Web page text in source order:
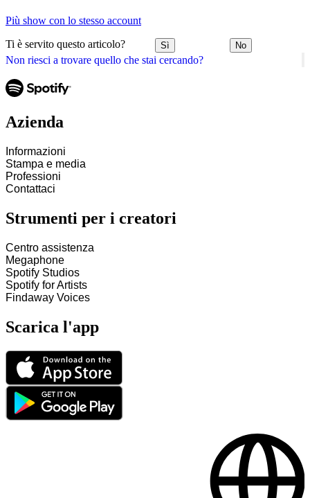
Non riesci a trovare quello che stai cercando?
Più show con lo stesso account
Ti è servito questo articolo? Sì No
Azienda
Informazioni
Stampa e media
Professioni
Contattaci
Strumenti per i creatori
Centro assistenza
Megaphone
Spotify Studios
Spotify for Artists
Findaway Voices
Scarica l'app